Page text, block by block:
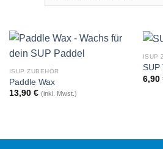
ISUP ZUBEHÖR
Paddle Wax
13,90 € (inkl. Mwst.)
ISUP
SUP
6,90